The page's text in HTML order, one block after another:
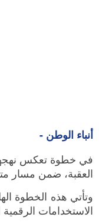
أنباء الوطن -
في خطوة تعكس نهجها
العقبة، ضمن مسار
وتأتي هذه الخطوة
الاستخدامات